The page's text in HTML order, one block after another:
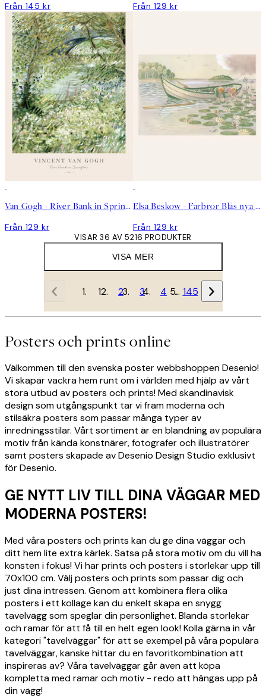
Från 145 kr Från 129 kr
Van Gogh - River Bank in Springtime Poster
Från 129 kr
Elsa Beskow - Farbror Blås nya båt Poster
Från 129 kr
VISA MER
VISAR 36 AV 5216 PRODUKTER
1 2 3 4 … 145
Posters och prints online
Välkommen till den svenska poster webbshoppen Desenio!
Vi skapar vackra hem runt om i världen med hjälp av vårt
stora utbud av posters och prints! Med skandinavisk
design som utgångspunkt tar vi fram moderna och
stilsäkra posters som passar många typer av
inredningsstilar. Vårt sortiment är en blandning av populära
motiv från kända konstnärer, fotografer och illustratörer
samt posters skapade av Desenio Design Studio exklusivt
för Desenio.
GE NYTT LIV TILL DINA VÄGGAR MED
MODERNA POSTERS!
Med våra posters och prints kan du ge dina väggar och
ditt hem lite extra kärlek. Satsa på stora motiv om du vill ha
konsten i fokus! Vi har prints och posters i storlekar upp till
70x100 cm. Välj posters och prints som passar dig och
just dina intressen. Genom att kombinera flera olika
posters i ett kollage kan du enkelt skapa en snygg
tavelvägg som speglar din personlighet. Blanda storlekar
och ramar för att få till en helt egen look! Kolla gärna in vår
kategori "tavelväggar" för att se exempel på våra populära
tavelväggar, kanske hittar du en favoritkombination att
inspireras av? Våra tavelväggar går även att köpa
kompletta med ramar och motiv - redo att hängas upp på
din vägg!